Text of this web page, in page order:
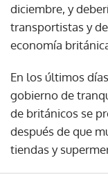
diciembre, y
transportistas y
economía
En los últimos
gobierno de
de británicos se
después de que
tiendas y